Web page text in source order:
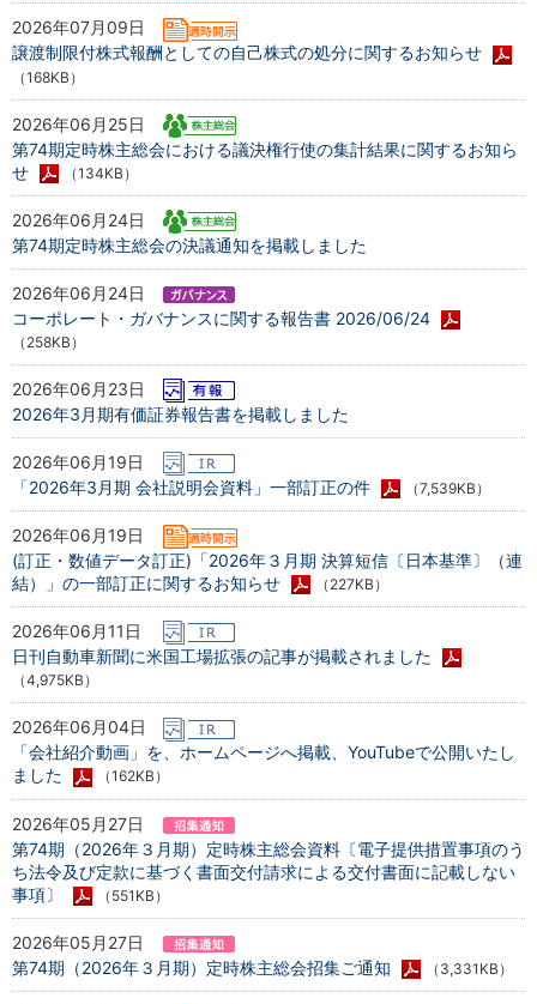
2026年07月09日
譲渡制限付株式報酬としての自己株式の処分に関するお知らせ
（168KB）
2026年06月25日
第74期定時株主総会における議決権行使の集計結果に関するお知ら
せ
（134KB）
2026年06月24日
第74期定時株主総会の決議通知を掲載しました
2026年06月24日
コーポレート・ガバナンスに関する報告書 2026/06/24
（258KB）
2026年06月23日
2026年3月期有価証券報告書を掲載しました
2026年06月19日
「2026年3月期 会社説明会資料」一部訂正の件
（7,539KB）
2026年06月19日
(訂正・数値データ訂正)「2026年３月期 決算短信〔日本基準〕（連
結）」の一部訂正に関するお知らせ
（227KB）
2026年06月11日
日刊自動車新聞に米国工場拡張の記事が掲載されました
（4,975KB）
2026年06月04日
「会社紹介動画」を、ホームページへ掲載、YouTubeで公開いたし
ました
（162KB）
2026年05月27日
第74期（2026年３月期）定時株主総会資料〔電子提供措置事項のう
ち法令及び定款に基づく書面交付請求による交付書面に記載しない
事項〕
（551KB）
2026年05月27日
第74期（2026年３月期）定時株主総会招集ご通知
（3,331KB）